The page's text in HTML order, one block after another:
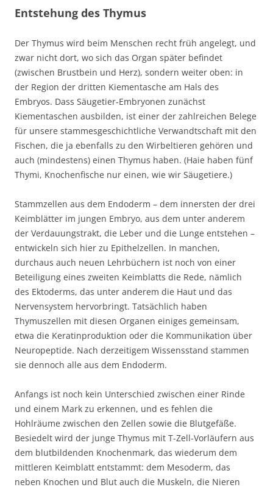
Entstehung des Thymus
Der Thymus wird beim Menschen recht früh angelegt, und
zwar nicht dort, wo sich das Organ später befindet
(zwischen Brustbein und Herz), sondern weiter oben: in
der Region der dritten Kiementasche am Hals des
Embryos. Dass Säugetier-Embryonen zunächst
Kiementaschen ausbilden, ist einer der zahlreichen Belege
für unsere stammesgeschichtliche Verwandtschaft mit den
Fischen, die ja ebenfalls zu den Wirbeltieren gehören und
auch (mindestens) einen Thymus haben. (Haie haben fünf
Thymi, Knochenfische nur einen, wie wir Säugetiere.)
Stammzellen aus dem Endoderm – dem innersten der drei
Keimblätter im jungen Embryo, aus dem unter anderem
der Verdauungstrakt, die Leber und die Lunge entstehen –
entwickeln sich hier zu Epithelzellen. In manchen,
durchaus auch neuen Lehrbüchern ist noch von einer
Beteiligung eines zweiten Keimblatts die Rede, nämlich
des Ektoderms, das unter anderem die Haut und das
Nervensystem hervorbringt. Tatsächlich haben
Thymuszellen mit diesen Organen einiges gemeinsam,
etwa die Keratinproduktion oder die Kommunikation über
Neuropeptide. Nach derzeitigem Wissensstand stammen
sie dennoch alle aus dem Endoderm.
Anfangs ist noch kein Unterschied zwischen einer Rinde
und einem Mark zu erkennen, und es fehlen die
Hohlräume zwischen den Zellen sowie die Blutgefäße.
Besiedelt wird der junge Thymus mit T-Zell-Vorläufern aus
dem blutbildenden Knochenmark, das wiederum dem
mittleren Keimblatt entstammt: dem Mesoderm, das
neben Knochen und Blut auch die Muskeln, die Nieren